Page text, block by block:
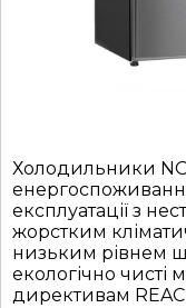
Холодильники
експлуатації з
жорстким
низьким рівнем
екологічно чисті
директивам